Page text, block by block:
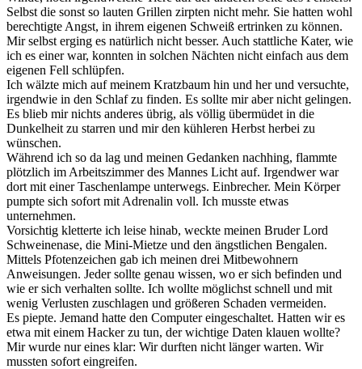
Selbst die sonst so lauten Grillen zirpten nicht mehr. Sie hatten wohl
berechtigte Angst, in ihrem eigenen Schweiß ertrinken zu können.
Mir selbst erging es natürlich nicht besser. Auch stattliche Kater, wie
ich es einer war, konnten in solchen Nächten nicht einfach aus dem
eigenen Fell schlüpfen.
Ich wälzte mich auf meinem Kratzbaum hin und her und versuchte,
irgendwie in den Schlaf zu finden. Es sollte mir aber nicht gelingen.
Es blieb mir nichts anderes übrig, als völlig übermüdet in die
Dunkelheit zu starren und mir den kühleren Herbst herbei zu
wünschen.
Während ich so da lag und meinen Gedanken nachhing, flammte
plötzlich im Arbeitszimmer des Mannes Licht auf. Irgendwer war
dort mit einer Taschenlampe unterwegs. Einbrecher. Mein Körper
pumpte sich sofort mit Adrenalin voll. Ich musste etwas
unternehmen.
Vorsichtig kletterte ich leise hinab, weckte meinen Bruder Lord
Schweinenase, die Mini-Mietze und den ängstlichen Bengalen.
Mittels Pfotenzeichen gab ich meinen drei Mitbewohnern
Anweisungen. Jeder sollte genau wissen, wo er sich befinden und
wie er sich verhalten sollte. Ich wollte möglichst schnell und mit
wenig Verlusten zuschlagen und größeren Schaden vermeiden.
Es piepte. Jemand hatte den Computer eingeschaltet. Hatten wir es
etwa mit einem Hacker zu tun, der wichtige Daten klauen wollte?
Mir wurde nur eines klar: Wir durften nicht länger warten. Wir
mussten sofort eingreifen.